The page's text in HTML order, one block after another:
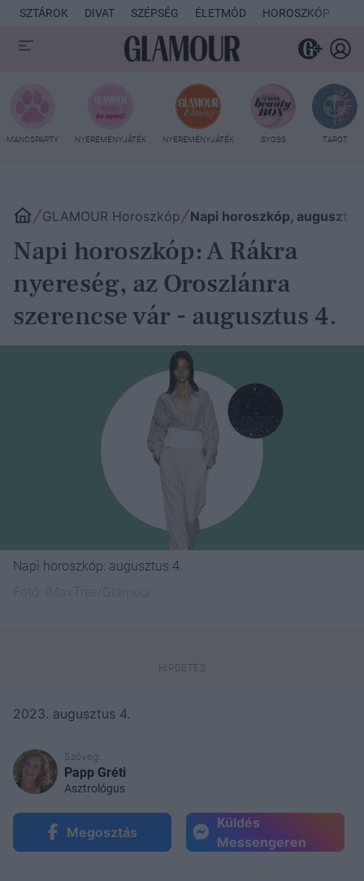
SZTÁROK DIVAT SZÉPSÉG ÉLETMÓD HOROSZKÓP
MANCSPARTY NYEREMÉNYJÁTÉK NYEREMÉNYJÁTÉK SYOSS TAROT
GLAMOUR Horoszkóp Napi horoszkóp,
Napi horoszkóp: A Rákra
nyereség, az Oroszlánra
szerencse vár - augusztus 4.
Napi horoszkóp: augusztus 4.
2023. augusztus 4.
Szöveg:
Papp Gréti
Asztrológus
Megosztás
Küldés
Messengeren